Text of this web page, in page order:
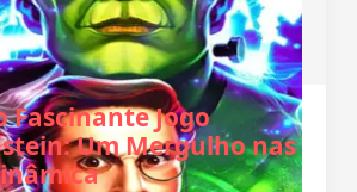
Fascinante Jogo
Um Mergulho nas